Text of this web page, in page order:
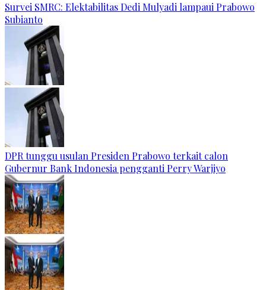
Survei SMRC: Elektabilitas Dedi Mulyadi lampaui Prabowo
Subianto
DPR tunggu usulan Presiden Prabowo terkait calon
Gubernur Bank Indonesia pengganti Perry Warjiyo